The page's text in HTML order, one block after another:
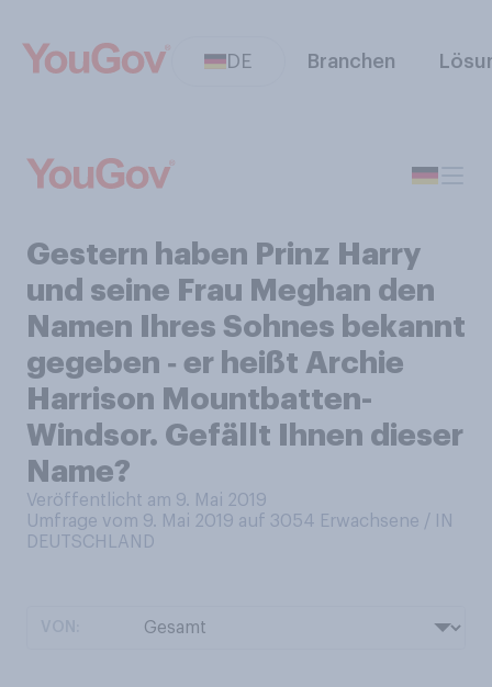
DE Branchen
Gestern haben Prinz Harry
und seine Frau Meghan den
Namen Ihres Sohnes bekannt
gegeben ‑ er heißt Archie
Harrison Mountbatten-
Windsor. Gefällt Ihnen dieser
Name?
Veröffentlicht am 9. Mai 2019
Umfrage vom 9. Mai 2019 auf 3054 Erwachsene / IN
DEUTSCHLAND